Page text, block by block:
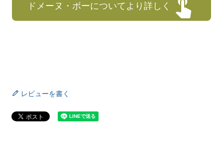
ドメーヌ・ボーについてより詳しく
レビューを書く